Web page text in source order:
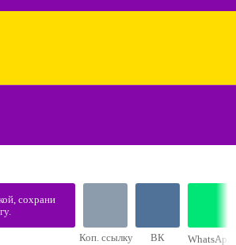
сохрани
Коп. ссылку ВК WhatsApp